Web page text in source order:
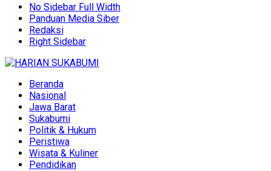
No Sidebar Full Width
Panduan Media Siber
Redaksi
Right Sidebar
Beranda
Nasional
Jawa Barat
Sukabumi
Politik & Hukum
Peristiwa
Wisata & Kuliner
Pendidikan